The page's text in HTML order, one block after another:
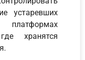
устаревших
хранятся